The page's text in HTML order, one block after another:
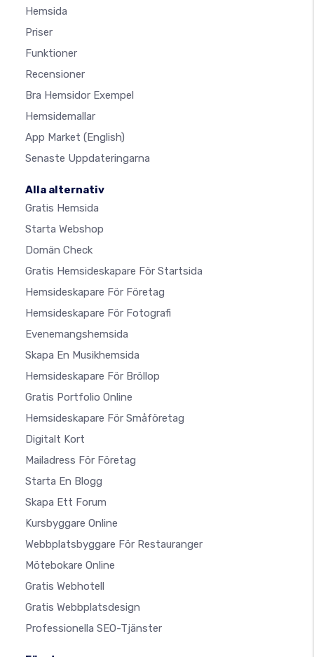
Hemsida
Priser
Funktioner
Recensioner
Bra Hemsidor Exempel
Hemsidemallar
App Market (English)
Senaste Uppdateringarna
Alla alternativ
Gratis Hemsida
Starta Webshop
Domän Check
Gratis Hemsideskapare För Startsida
Hemsideskapare För Företag
Hemsideskapare För Fotografi
Evenemangshemsida
Skapa En Musikhemsida
Hemsideskapare För Bröllop
Gratis Portfolio Online
Hemsideskapare För Småföretag
Digitalt Kort
Mailadress För Företag
Starta En Blogg
Skapa Ett Forum
Kursbyggare Online
Webbplatsbyggare För Restauranger
Mötebokare Online
Gratis Webhotell
Gratis Webbplatsdesign
Professionella SEO-Tjänster